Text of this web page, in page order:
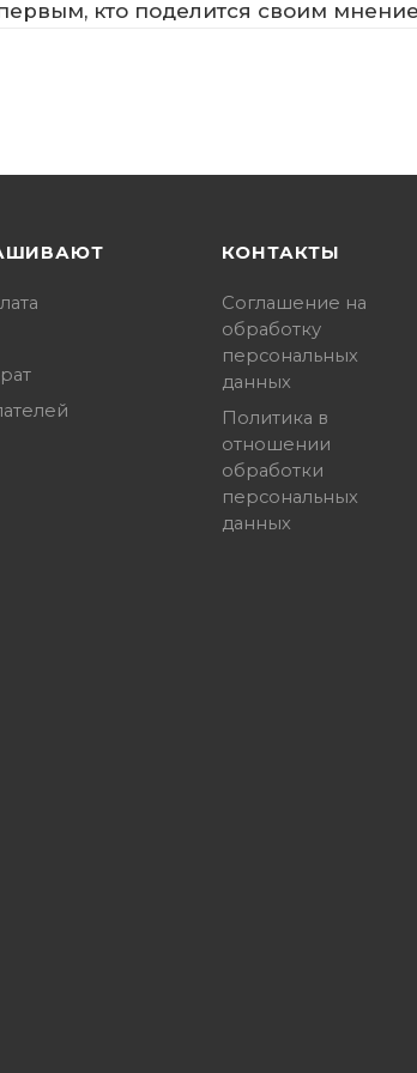
кто поделится своим
КОНТАКТЫ
Соглашение на
обработку
персональных
данных
Политика в
отношении
обработки
персональных
данных